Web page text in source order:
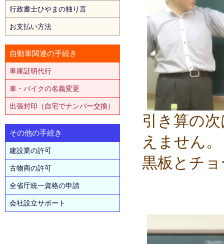
行政書士ひやまの独り言
お支払い方法
自動車関連の手続き
車庫証明代行
車・バイクの名義変更
出張封印（自宅でナンバー交換）
その他の手続き
建設業の許可
古物商の許可
全省庁統一資格の申請
会社設立サポート
引き算の
えません。
黒板とチ